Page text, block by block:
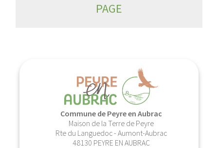
PAGE
Commune de Peyre en Aubrac
Maison de la Terre de Peyre
Rte du Languedoc - Aumont-Aubrac
48130 PEYRE EN AUBRAC